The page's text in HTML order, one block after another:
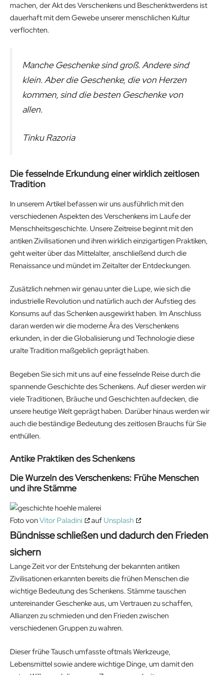
machen, der Akt des Verschenkens und Beschenktwerdens ist
dauerhaft mit dem Gewebe unserer menschlichen Kultur
verflochten.
Manche Geschenke sind groß. Andere sind
klein. Aber die Geschenke, die von Herzen
kommen, sind die besten Geschenke von
allen.
Tinku Razoria
Die fesselnde Erkundung einer wirklich zeitlosen
Tradition
In unserem Artikel befassen wir uns ausführlich mit den
verschiedenen Aspekten des Verschenkens im Laufe der
Menschheitsgeschichte. Unsere Zeitreise beginnt mit den
antiken Zivilisationen und ihren wirklich einzigartigen Praktiken,
geht weiter über das Mittelalter, anschließend durch die
Renaissance und mündet im Zeitalter der Entdeckungen.
Zusätzlich nehmen wir genau unter die Lupe, wie sich die
industrielle Revolution und natürlich auch der Aufstieg des
Konsums auf das Schenken ausgewirkt haben. Im Anschluss
daran werden wir die moderne Ära des Verschenkens
erkunden, in der die Globalisierung und Technologie diese
uralte Tradition maßgeblich geprägt haben.
Begeben Sie sich mit uns auf eine fesselnde Reise durch die
spannende Geschichte des Schenkens. Auf dieser werden wir
viele Traditionen, Bräuche und Geschichten aufdecken, die
unsere heutige Welt geprägt haben. Darüber hinaus werden wir
auch die beständige Bedeutung des zeitlosen Brauchs für Sie
enthüllen.
Antike Praktiken des Schenkens
Die Wurzeln des Verschenkens: Frühe Menschen
und ihre Stämme
Foto vonVitor Paladini auf Unsplash
Bündnisse schließen und dadurch den Frieden
sichern
Lange Zeit vor der Entstehung der bekannten antiken
Zivilisationen erkannten bereits die frühen Menschen die
wichtige Bedeutung des Schenkens. Stämme tauschen
untereinander Geschenke aus, um Vertrauen zu schaffen,
Allianzen zu schmieden und den Frieden zwischen
verschiedenen Gruppen zu wahren.
Dieser frühe Tausch umfasste oftmals Werkzeuge,
Lebensmittel sowie andere wichtige Dinge, um damit den